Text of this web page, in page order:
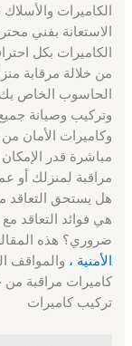
الكاميرات
الاستعانة بفني
الكاميرات بكل
من خلالة مرقابة
الحاسوب الخاص بك
وتركيب وصيانة
وكاميرات الأمان
مباشرة قدر
مراقبة لمنزلك أو
هل يستحق التعاقد
هي فوائد التعاقد
ضروري؟ هذه
الأمنية ، والمواقف
تركيب كاميرات